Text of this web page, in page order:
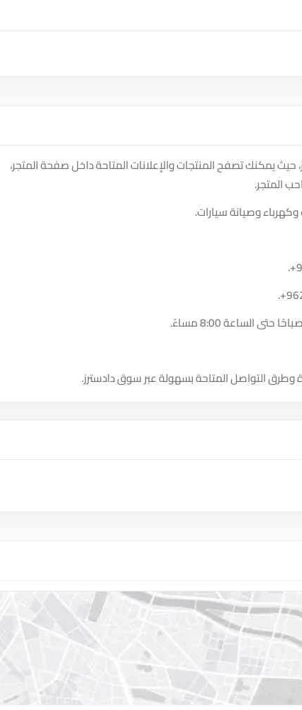
يمكنك تصفح المنتجات والإعلانات المتاحة داخل صفحة المتجر،
المتجر.
وصيانة سيارات.
.
.
التواصل المتاحة بسهولة عبر سوق دادسترز.